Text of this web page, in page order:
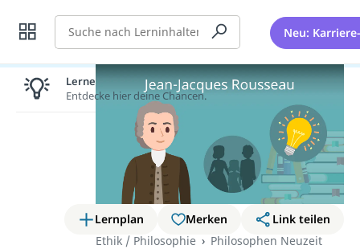
Suche Neu:
Lernplan Merken
Link teilen
Ethik / Philosophie
Philosophen Neuzeit
Lernen lohnt sich!
Entdecke hier deine Chancen.